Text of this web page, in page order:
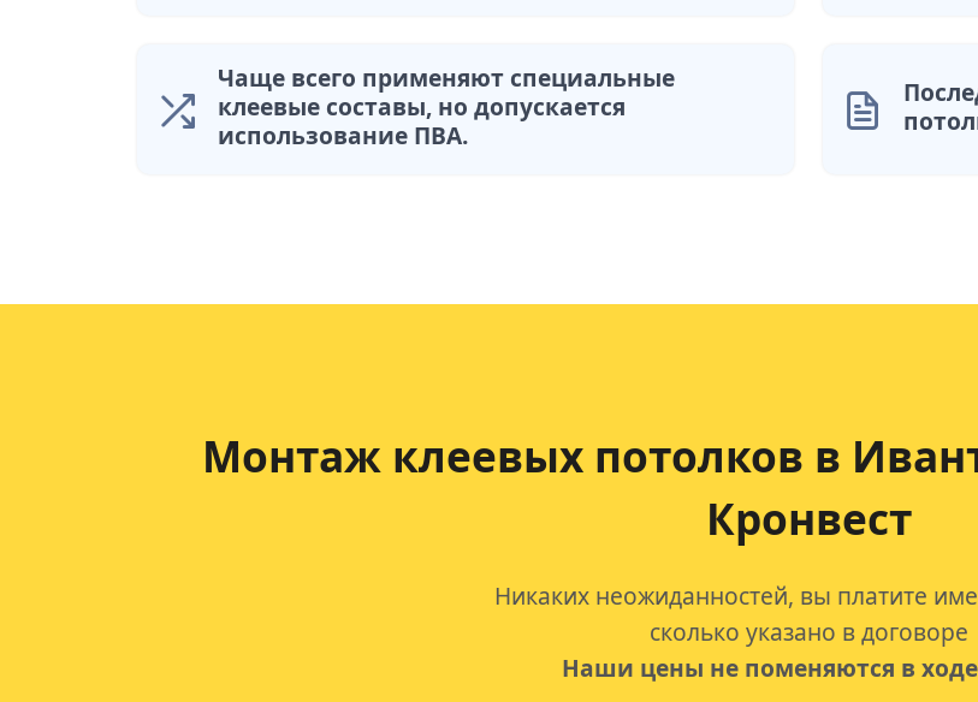
Чаще всего применяют специальные
клеевые составы, но допускается
использование ПВА.
Монтаж клеевых потолков в
Кронвест
Никаких неожиданностей, вы платите
сколько указано в договоре
Наши цены не поменяются в